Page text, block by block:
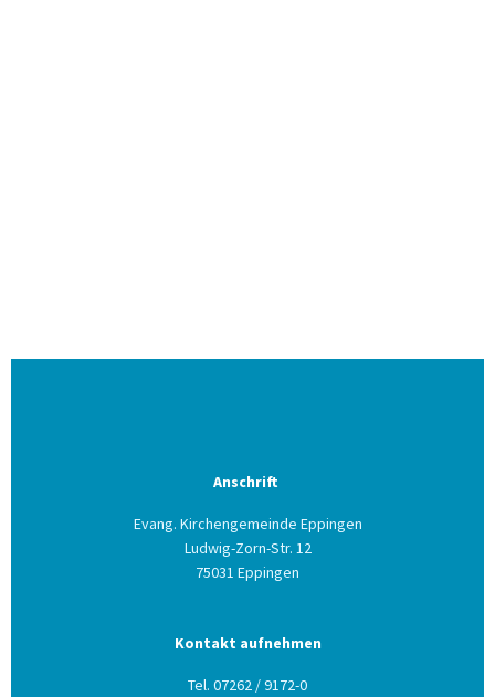
Anschrift
Evang. Kirchengemeinde Eppingen
Ludwig-Zorn-Str. 12
75031 Eppingen
Kontakt aufnehmen
Tel. 07262 / 9172-0